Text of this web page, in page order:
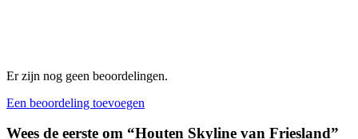
Er zijn nog geen beoordelingen.
Een beoordeling toevoegen
Wees de eerste om “Houten Skyline van Friesland”